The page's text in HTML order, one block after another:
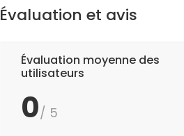
Évaluation et avis
Évaluation moyenne des
utilisateurs
0/ 5